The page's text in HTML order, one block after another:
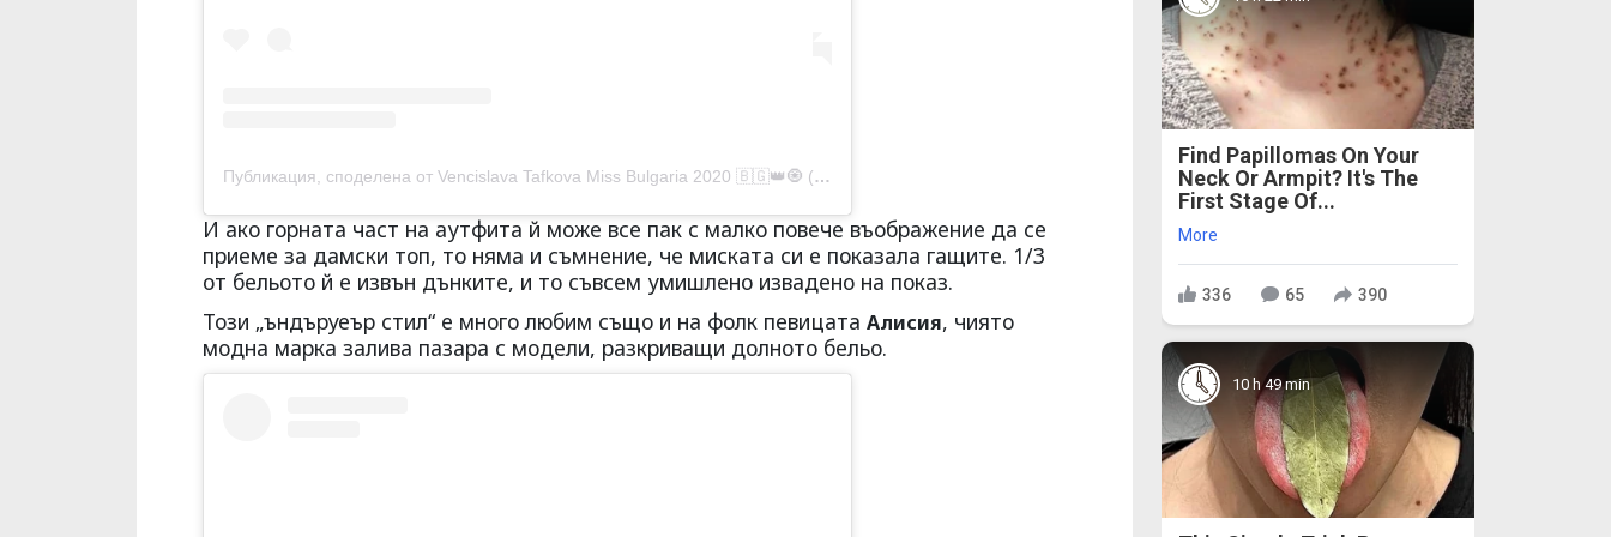
Публикация, споделена от Vencislava Tafkova Miss Bulgaria 2020 🇧🇬👑🧿 (@vencislavatafkova)
И ако горната част на аутфита й може все пак с малко повече въображение да се
приеме за дамски топ, то няма и съмнение, че миската си е показала гащите. 1/3
от бельото й е извън дънките, и то съвсем умишлено извадено на показ.
Този „ъндъруеър стил“ е много любим също и на фолк певицата Алисия, чиято
модна марка залива пазара с модели, разкриващи долното бельо.
Find Papillomas On Your
Neck Or Armpit? It's The
First Stage Of...
More
336 65 390
10 h 49 min